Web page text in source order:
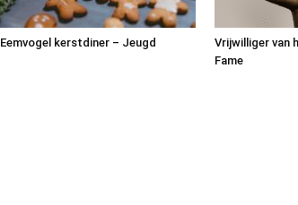
Eemvogel kerstdiner – Jeugd
Vrijwilliger van
Fame